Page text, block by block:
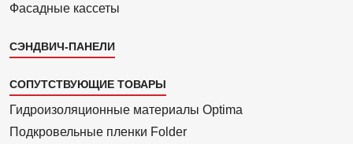
Фасадные кассеты
СЭНДВИЧ-ПАНЕЛИ
СОПУТСТВУЮЩИЕ ТОВАРЫ
Гидроизоля­ционные материалы Optima
Подкровель­ные пленки Folder